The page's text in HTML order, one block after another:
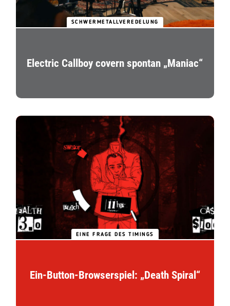
SCHWERMETALLVEREDELUNG
Electric Callboy covern spontan „Maniac“
EINE FRAGE DES TIMINGS
Ein-Button-Browserspiel: „Death Spiral“